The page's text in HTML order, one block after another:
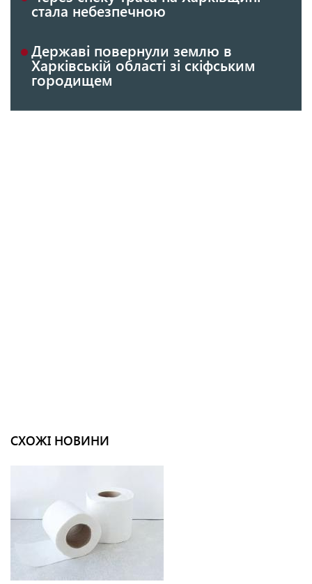
стала небезпечною
Державі повернули землю в
Харківській області зі скіфським
городищем
СХОЖІ НОВИНИ